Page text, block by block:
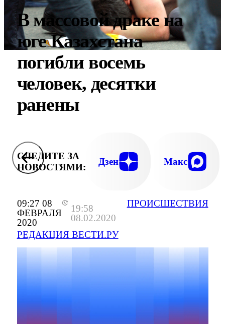
09:27 08
ФЕВРАЛЯ
2020
19:58
08.02.2020
РЕДАКЦИЯ ВЕСТИ.РУ
ПРОИСШЕСТВИЯ
В массовой драке на
юге Казахстана
погибли восемь
человек, десятки
ранены
СЛЕДИТЕ ЗА
НОВОСТЯМИ:
Дзен Макс